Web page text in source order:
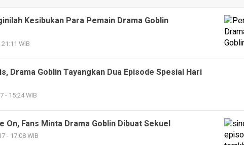
Kesibukan Para Pemain Drama Goblin
WIB
Drama Goblin Tayangkan Dua Episode Spesial Hari
- 15:24 WIB
On, Fans Minta Drama Goblin Dibuat Sekuel
- 17:08 WIB